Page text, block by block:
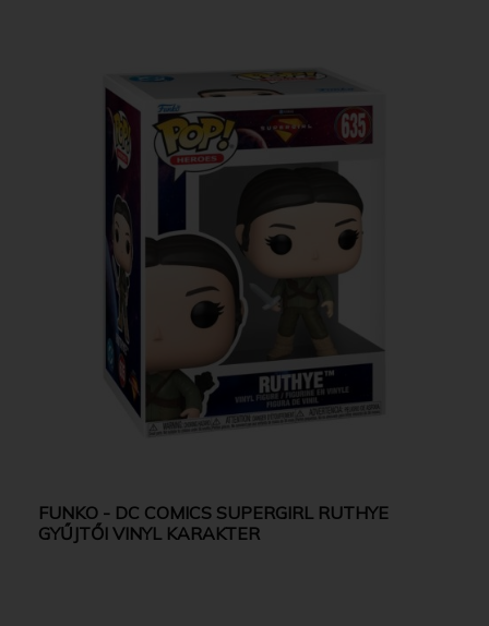
FUNKO - DC COMICS SUPERGIRL RUTHYE
GYŰJTŐI VINYL KARAKTER